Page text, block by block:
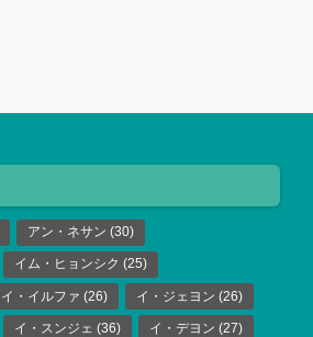
アン・ネサン (30)
イム・ヒョンシク (25)
イ・イルファ (26) イ・ジェヨン (26)
イ・スンジェ (36) イ・デヨン (27)